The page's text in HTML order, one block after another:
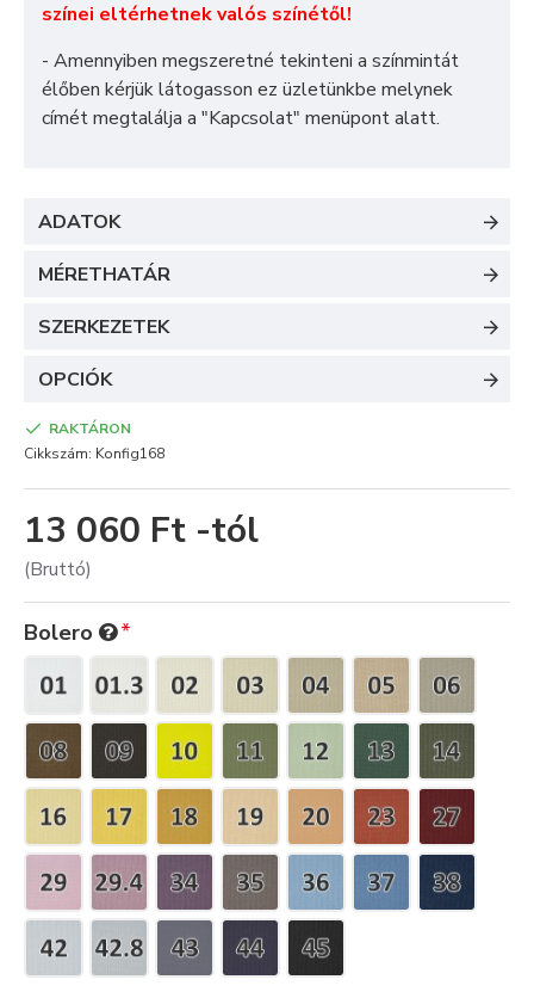
színei eltérhetnek valós színétől!
- Amennyiben megszeretné tekinteni a színmintát
élőben kérjük látogasson ez üzletünkbe melynek
címét megtalálja a "Kapcsolat" menüpont alatt.
ADATOK
MÉRETHATÁR
SZERKEZETEK
OPCIÓK
13 060 Ft -tól
(Bruttó)
RAKTÁRON
Cikkszám: Konfig168
Bolero